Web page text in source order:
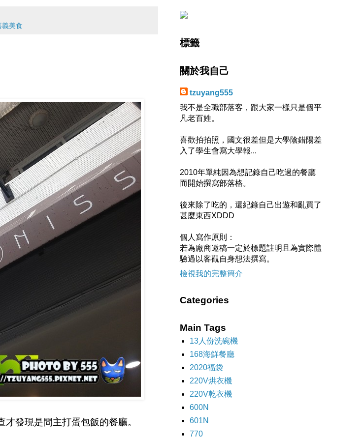
義美食
發現是間主打蛋包飯的餐廳。
標籤
關於我自己
tzuyang555
我不是全職部落客，跟大家一樣只是個平
凡老百姓。
喜歡拍拍照，國文很差但是大學陰錯陽差
入了學生會寫大學報...
2010年單純因為想記錄自己吃過的餐廳
而開始撰寫部落格。
後來除了吃的，還紀錄自己出遊和亂買了
甚麼東西XDDD
個人寫作原則：
若為廠商邀稿一定於標題註明且為實際體
驗過以客觀自身想法撰寫。
檢視我的完整簡介
Categories
Main Tags
13人份洗碗機
168海鮮餐廳
2020福袋
220V烘衣機
220V乾衣機
600N
601N
770